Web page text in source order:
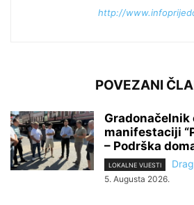
http://
POVEZANI
Gradonačelnik
manifestaciji
– Podrška
LOKALNE VIJESTI
5. Augusta 2026.